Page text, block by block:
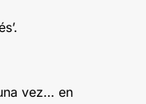
vez… en